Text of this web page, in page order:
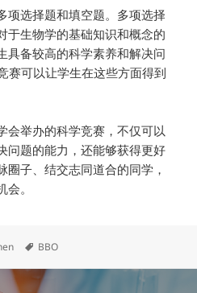
项选择题和填空题。多项选择
于生物学的基础知识和概念的
具备较高的科学素养和解决问
赛可以让学生在这些方面得到
会举办的科学竞赛，不仅可以
问题的能力，还能够获得更好
圈子、结交志同道合的同学，
。
标
BBO